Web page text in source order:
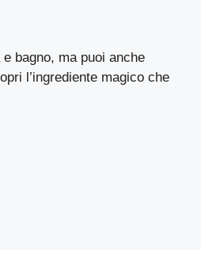
bagno, ma puoi anche
l’ingrediente magico che